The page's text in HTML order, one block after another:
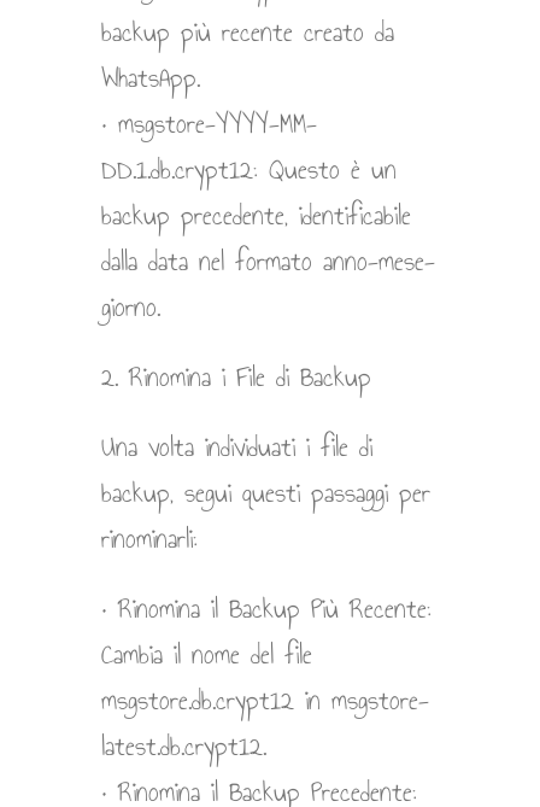
backup più recente creato da
WhatsApp.
• msgstore-YYYY-MM-
DD.1.db.crypt12: Questo è un
backup precedente, identificabile
dalla data nel formato anno-mese-
giorno.
2. Rinomina i File di Backup
Una volta individuati i file di
backup, segui questi passaggi per
rinominarli:
• Rinomina il Backup Più Recente:
Cambia il nome del file
msgstore.db.crypt12 in msgstore-
latest.db.crypt12.
• Rinomina il Backup Precedente: